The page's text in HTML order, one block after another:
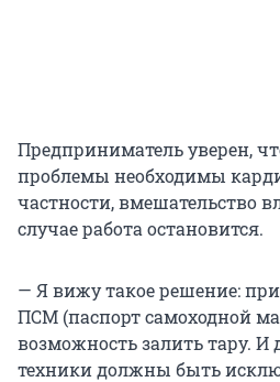
Предприниматель уверен,
проблемы необходимы
частности, вмешательство
случае работа остановится.
— Я вижу такое решение:
ПСМ (паспорт самоходной
возможность залить тару. И
техники должны быть